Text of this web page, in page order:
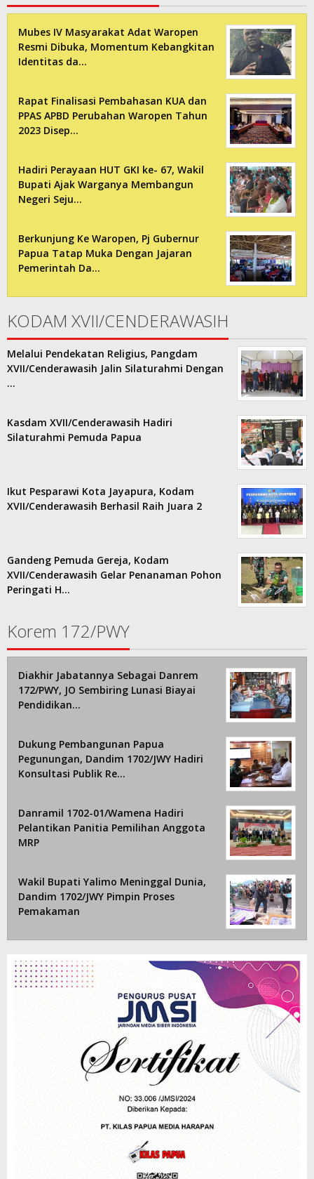
Mubes IV Masyarakat Adat Waropen
Resmi Dibuka, Momentum Kebangkitan
Identitas da…
Rapat Finalisasi Pembahasan KUA dan
PPAS APBD Perubahan Waropen Tahun
2023 Disep…
Hadiri Perayaan HUT GKI ke- 67, Wakil
Bupati Ajak Warganya Membangun
Negeri Seju…
Berkunjung Ke Waropen, Pj Gubernur
Papua Tatap Muka Dengan Jajaran
Pemerintah Da…
KODAM XVII/CENDERAWASIH
Melalui Pendekatan Religius, Pangdam
XVII/Cenderawasih Jalin Silaturahmi Dengan
…
Kasdam XVII/Cenderawasih Hadiri
Silaturahmi Pemuda Papua
Ikut Pesparawi Kota Jayapura, Kodam
XVII/Cenderawasih Berhasil Raih Juara 2
Gandeng Pemuda Gereja, Kodam
XVII/Cenderawasih Gelar Penanaman Pohon
Peringati H…
Korem 172/PWY
Diakhir Jabatannya Sebagai Danrem
172/PWY, JO Sembiring Lunasi Biayai
Pendidikan…
Dukung Pembangunan Papua
Pegunungan, Dandim 1702/JWY Hadiri
Konsultasi Publik Re…
Danramil 1702-01/Wamena Hadiri
Pelantikan Panitia Pemilihan Anggota
MRP
Wakil Bupati Yalimo Meninggal Dunia,
Dandim 1702/JWY Pimpin Proses
Pemakaman